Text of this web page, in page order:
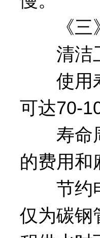
《三
清洁卫
使用寿
可达70-
寿命周
的费用和
节约电
仅为碳钢